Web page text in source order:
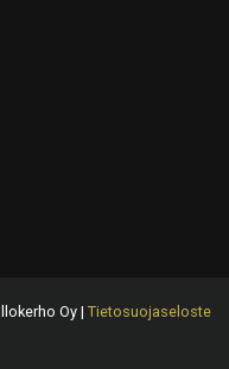
Oy | Tietosuojaseloste